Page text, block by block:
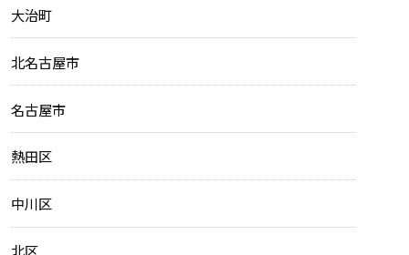
大治町
北名古屋市
名古屋市
熱田区
中川区
北区